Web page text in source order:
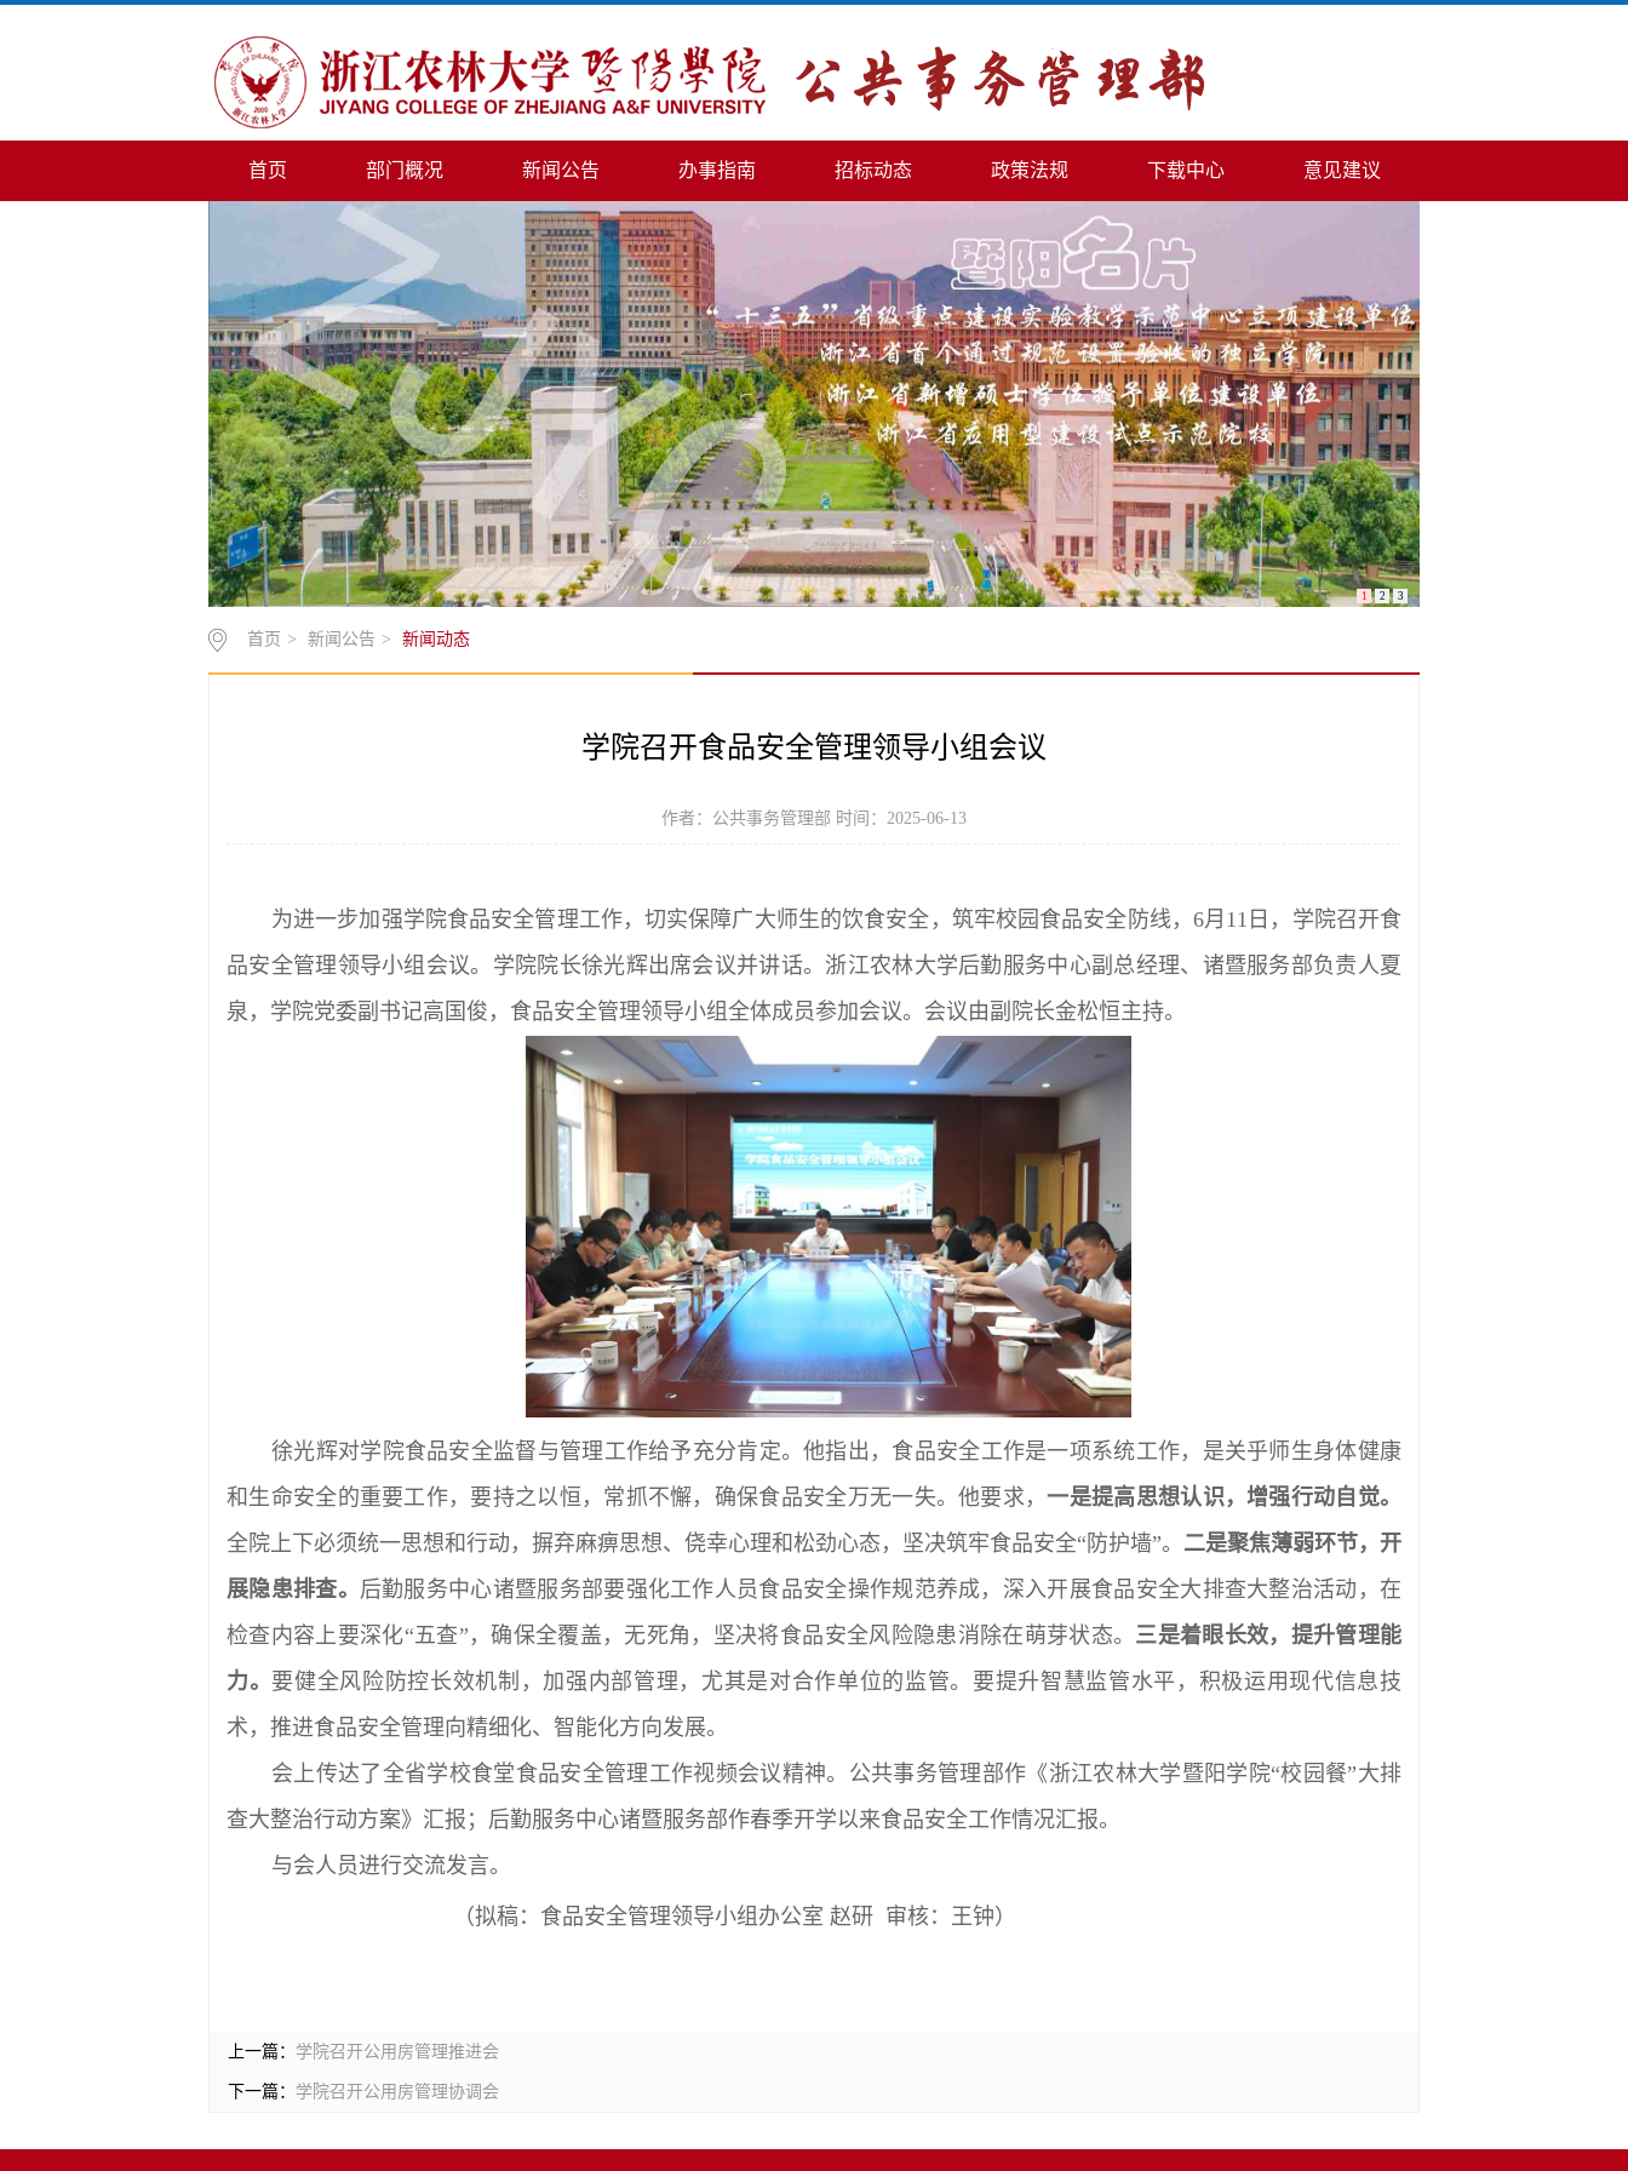
首页 部门概况 新闻公告 办事指南 招标动态 政策法规 下载中心 意见建议
1 2 3
首页 > 新闻公告 > 新闻动态
学院召开食品安全管理领导小组会议
作者：公共事务管理部 时间：2025-06-13
为进一步加强学院食品安全管理工作，切实保障广大师生的饮食安全，筑牢校园食品安全防线，6月11日，学院召开食
品安全管理领导小组会议。学院院长徐光辉出席会议并讲话。浙江农林大学后勤服务中心副总经理、诸暨服务部负责人夏
泉，学院党委副书记高国俊，食品安全管理领导小组全体成员参加会议。会议由副院长金松恒主持。
徐光辉对学院食品安全监督与管理工作给予充分肯定。他指出，食品安全工作是一项系统工作，是关乎师生身体健康
和生命安全的重要工作，要持之以恒，常抓不懈，确保食品安全万无一失。他要求，一是提高思想认识，增强行动自觉。
全院上下必须统一思想和行动，摒弃麻痹思想、侥幸心理和松劲心态，坚决筑牢食品安全“防护墙”。 二是聚焦薄弱环节，开
展隐患排查。 后勤服务中心诸暨服务部要强化工作人员食品安全操作规范养成，深入开展食品安全大排查大整治活动，在
检查内容上要深化“五查”，确保全覆盖，无死角，坚决将食品安全风险隐患消除在萌芽状态。 三是着眼长效，提升管理能
力。 要健全风险防控长效机制，加强内部管理，尤其是对合作单位的监管。要提升智慧监管水平，积极运用现代信息技
术，推进食品安全管理向精细化、智能化方向发展。
会上传达了全省学校食堂食品安全管理工作视频会议精神。公共事务管理部作《浙江农林大学暨阳学院“校园餐”大排
查大整治行动方案》汇报；后勤服务中心诸暨服务部作春季开学以来食品安全工作情况汇报。
与会人员进行交流发言。
（拟稿：食品安全管理领导小组办公室 赵研 审核：王钟）
上一篇： 学院召开公用房管理推进会
下一篇： 学院召开公用房管理协调会